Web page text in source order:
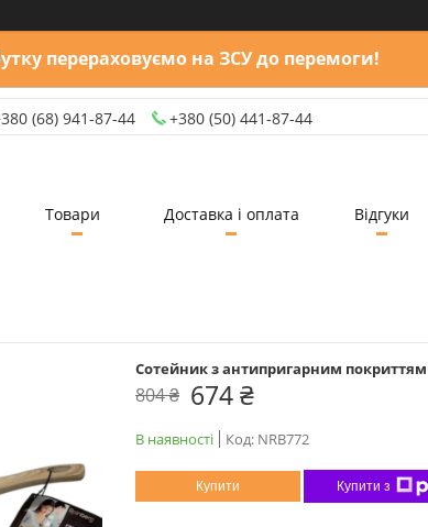
перераховуємо на ЗСУ до перемоги!
(68) 941-87-44 +380 (50) 441-87-44
Товари Доставка і оплата Відгуки
Сотейник з антипригарним покриттям
804 ₴ 674 ₴
В наявності Код: NRB772
Купити Купити з